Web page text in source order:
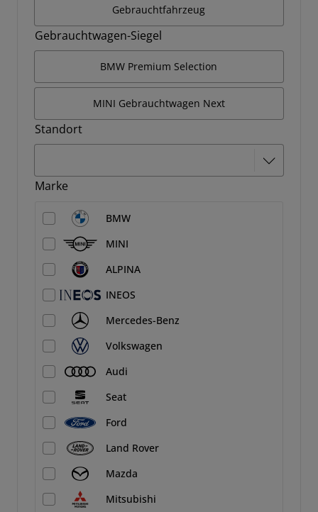
Gebrauchtfahrzeug
Gebrauchtwagen-Siegel
BMW Premium Selection
MINI Gebrauchtwagen Next
Standort
Marke
BMW
MINI
ALPINA
INEOS
Mercedes-Benz
Volkswagen
Audi
Seat
Ford
Land Rover
Mazda
Mitsubishi